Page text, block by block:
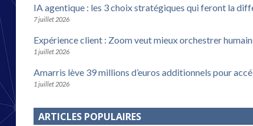
IA agentique : les 3 choix stratégiques qui feront la
7 juillet 2026
Expérience client : Zoom veut mieux orchestrer
1 juillet 2026
Amarris lève 39 millions d’euros additionnels pour
1 juillet 2026
ARTICLES POPULAIRES